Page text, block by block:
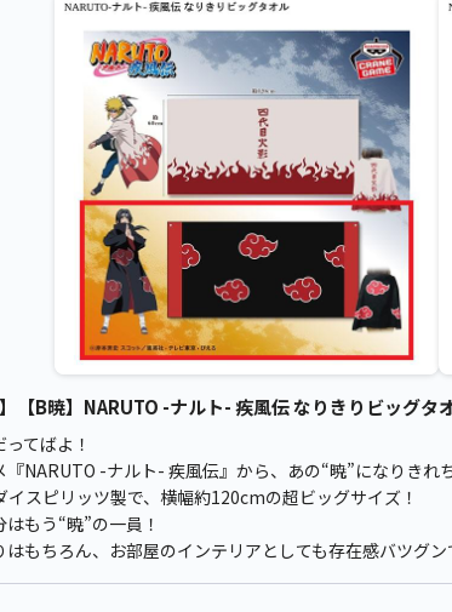
】【B暁】NARUTO -ナルト- 疾風伝 なりきりビッグ
てばよ！
『NARUTO -ナルト- 疾風伝』から、あの“暁”になりきれ
イスピリッツ製で、横幅約120cmの超ビッグサイズ！
もう“暁”の一員！
はもちろん、お部屋のインテリアとしても存在感バツグン